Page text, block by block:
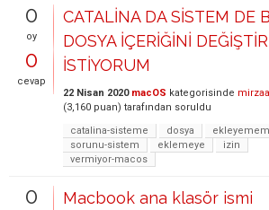
0
oy
0
cevap
CATALİNA DA SİSTEM DE
DOSYA İÇERİĞİNİ
İSTİYORUM
22 Nisan 2020 macOS kategorisinde mirzaa
(3,160 puan) tarafından soruldu
catalina-sisteme
dosya
sorunu-sistem
eklemeye
izin
vermiyor-macos
0
Macbook ana klasör ismi